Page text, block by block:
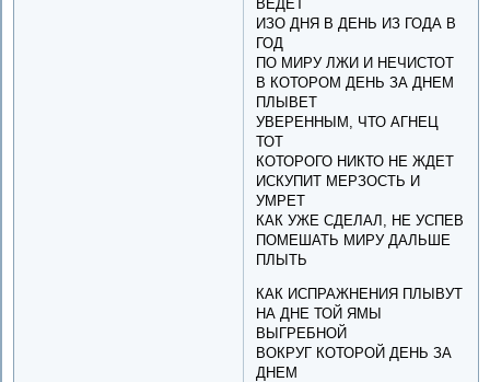
ВЕДЕТ
ИЗО ДНЯ В ДЕНЬ ИЗ ГОДА В
ГОД
ПО МИРУ ЛЖИ И НЕЧИСТОТ
В КОТОРОМ ДЕНЬ ЗА ДНЕМ
ПЛЫВЕТ
УВЕРЕННЫМ, ЧТО АГНЕЦ
ТОТ
КОТОРОГО НИКТО НЕ ЖДЕТ
ИСКУПИТ МЕРЗОСТЬ И
УМРЕТ
КАК УЖЕ СДЕЛАЛ, НЕ УСПЕВ
ПОМЕШАТЬ МИРУ ДАЛЬШЕ
ПЛЫТЬ
КАК ИСПРАЖНЕНИЯ ПЛЫВУТ
НА ДНЕ ТОЙ ЯМЫ
ВЫГРЕБНОЙ
ВОКРУГ КОТОРОЙ ДЕНЬ ЗА
ДНЕМ